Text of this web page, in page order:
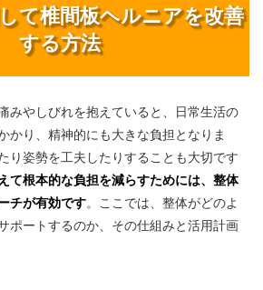
て椎間板ヘルニアを改善
する方法
みやしびれを抱えていると、日常生活の
かり、精神的にも大きな負担となりま
り姿勢を工夫したりすることも大切です
て根本的な負担を減らすためには、整体
チが有効です。ここでは、整体がどのよ
ポートするのか、その仕組みと活用計画